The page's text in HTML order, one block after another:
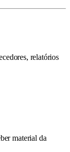
relatórios
material da